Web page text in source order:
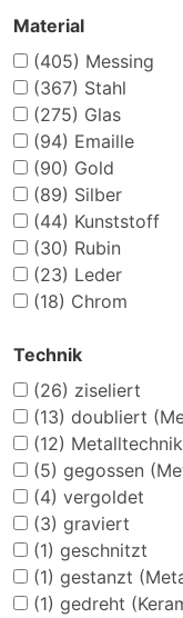
Material
(405) Messing
(367) Stahl
(275) Glas
(94) Emaille
(90) Gold
(89) Silber
(44) Kunststoff
(30) Rubin
(23) Leder
(18) Chrom
Technik
(26) ziseliert
(13) doubliert
(12) Metalltechnik
(5) gegossen
(4) vergoldet
(3) graviert
(1) geschnitzt
(1) gestanzt
(1) gedreht